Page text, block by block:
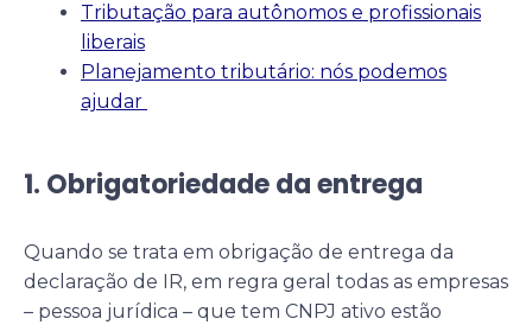
Tributação para autônomos e profissionais
liberais
Planejamento tributário: nós podemos
ajudar
1. Obrigatoriedade da entrega
Quando se trata em obrigação de entrega da
declaração de IR, em regra geral todas as empresas
– pessoa jurídica – que tem CNPJ ativo estão